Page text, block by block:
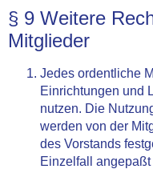
§ 9 Weitere
Mitglieder
Jedes ordentliche
Einrichtungen und
nutzen. Die
werden von der
des Vorstands
Einzelfall angepaßt